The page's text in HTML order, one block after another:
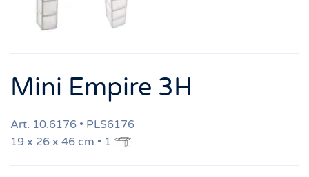
Mini Empire 3H
Art. 10.6176 • PLS6176
19 x 26 x 46 cm • 1